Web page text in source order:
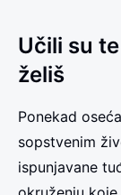
Učili su
želiš
Ponekad
sopstvenim
ispunjavane